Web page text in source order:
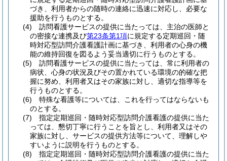
づき、利用者からの随時の連絡に迅速に対応し、必要な
援助を行うものとする。
(4)
訪問看護サービスの提供に当たっては、主治の医師と
の密接な連携及び第23条第1項に規定する定期巡回・随
時対応型訪問介護看護計画に基づき、利用者の心身の機
能の維持回復を図るよう妥当適切に行うものとする。
(5)
訪問看護サービスの提供に当たっては、常に利用者の
病状、心身の状況及びその置かれている環境の的確な把
握に努め、利用者又はその家族に対し、適切な指導等を
行うものとする。
(6)
特殊な看護等については、これを行ってはならないも
のとする。
(7)
指定定期巡回・随時対応型訪問介護看護の提供に当た
っては、懇切丁寧に行うことを旨とし、利用者又はその
家族に対し、サービスの提供方法等について、理解しや
すいように説明を行うものとする。
(8)
指定定期巡回・随時対応型訪問介護看護の提供に当た